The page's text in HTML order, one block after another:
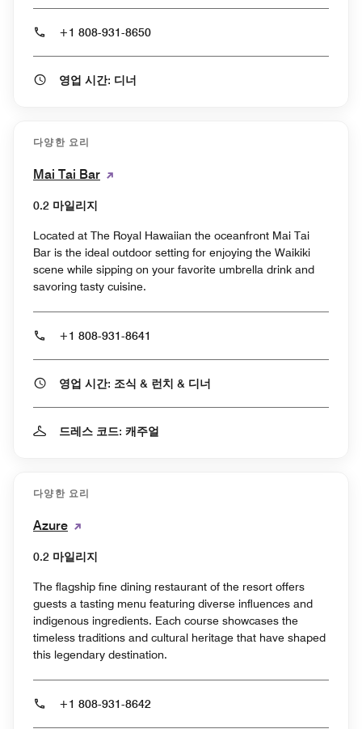
+1 808-931-8650
영업 시간: 디너
다양한 요리
Mai Tai Bar
0.2 마일리지
Located at The Royal Hawaiian the oceanfront Mai Tai
Bar is the ideal outdoor setting for enjoying the Waikiki
scene while sipping on your favorite umbrella drink and
savoring tasty cuisine.
+1 808-931-8641
영업 시간: 조식 & 런치 & 디너
드레스 코드: 캐주얼
다양한 요리
Azure
0.2 마일리지
The flagship fine dining restaurant of the resort offers
guests a tasting menu featuring diverse influences and
indigenous ingredients. Each course showcases the
timeless traditions and cultural heritage that have shaped
this legendary destination.
+1 808-931-8642